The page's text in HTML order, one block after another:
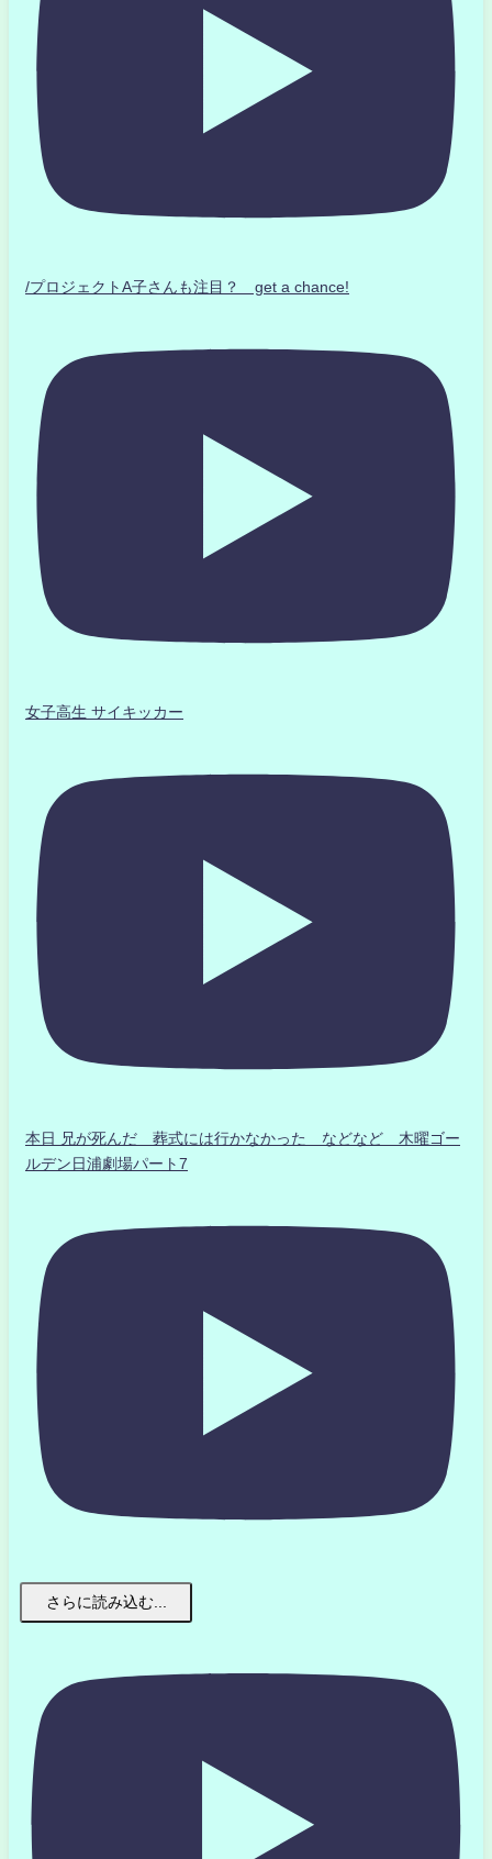
/プロジェクトA子さんも注目？ get a chance!
女子高生 サイキッカー
本日 兄が死んだ 葬式には行かなかった などなど 木曜ゴー
ルデン日浦劇場パート7
さらに読み込む...